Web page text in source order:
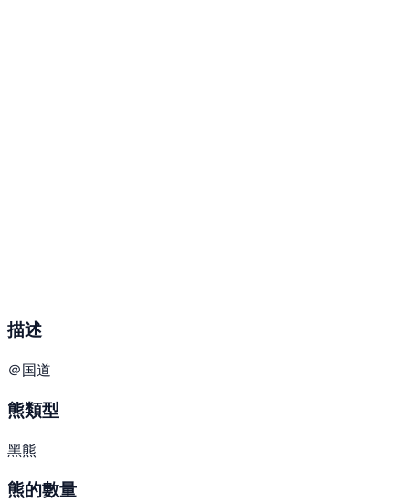
描述
＠国道
熊類型
黑熊
熊的數量